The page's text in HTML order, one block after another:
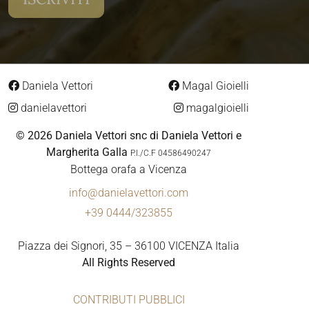
Daniela Vettori
danielavettori
Magal Gioielli
magalgioielli
© 2026 Daniela Vettori snc di Daniela Vettori e
Margherita Galla P.I./C.F 04586490247
Bottega orafa a Vicenza
info@danielavettori.com
+39 0444/323855
Piazza dei Signori, 35 – 36100 VICENZA Italia
All Rights Reserved
CONTRIBUTI PUBBLICI